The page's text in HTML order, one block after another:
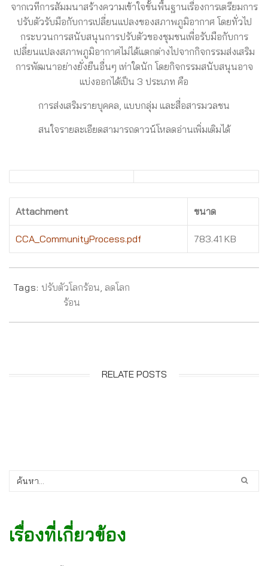
จากเวทีการสัมมนาสร้างความเข้าใจขั้นพื้นฐานเรื่องการเตรียมการ
ปรับตัวรับมือกับการเปลี่ยนแปลงของสภาพภูมิอากาศ โดยทั่วไป
กระบวนการสนับสนุนการปรับตัวของชุมชนเพื่อรับมือกับการ
เปลี่ยนแปลงสภาพภูมิอากาศไม่ได้แตกต่างไปจากกิจกรรมส่งเสริม
การพัฒนาอย่างยั่งยืนอื่นๆ เท่าใดนัก โดยกิจกรรมสนับสนุนอาจ
แบ่งออกได้เป็น 3 ประเภท คือ
การส่งเสริมรายบุคคล, แบบกลุ่ม และสื่อสารมวลชน
สนใจรายละเอียดสามารถดาวน์โหลดอ่านเพิ่มเติมได้
Attachment ขนาด
CCA_CommunityProcess.pdf 783.41 KB
Tags: ปรับตัวโลกร้อน, ลดโลก
ร้อน
RELATE POSTS
เรื่องที่เกี่ยวข้อง